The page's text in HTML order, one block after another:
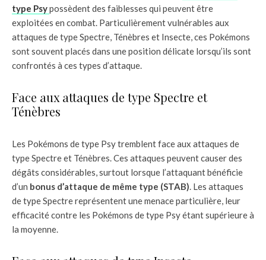
type Psypossèdent des faiblesses qui peuvent être
exploitées en combat. Particulièrement vulnérables aux
attaques de type Spectre, Ténèbres et Insecte, ces Pokémons
sont souvent placés dans une position délicate lorsqu’ils sont
confrontés à ces types d’attaque.
Face aux attaques de type Spectre et
Ténèbres
Les Pokémons de type Psy tremblent face aux attaques de
type Spectre et Ténèbres. Ces attaques peuvent causer des
dégâts considérables, surtout lorsque l’attaquant bénéficie
d’un bonus d’attaque de même type (STAB). Les attaques
de type Spectre représentent une menace particulière, leur
efficacité contre les Pokémons de type Psy étant supérieure à
la moyenne.